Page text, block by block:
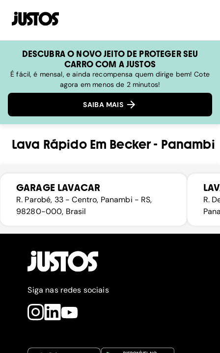
DESCUBRA O NOVO JEITO DE PROTEGER SEU
CARRO COM A JUSTOS
É fácil, é mensal, e ainda recompensa quem dirige bem! Cote
agora em menos de 2 minutos!
SAIBA MAIS
Lava RápidoEm Becker- Panambi
GARAGE LAVACAR
R. Parobé, 33 - Centro, Panambi - RS,
98280-000, Brasil
R.
Siga nas redes sociais